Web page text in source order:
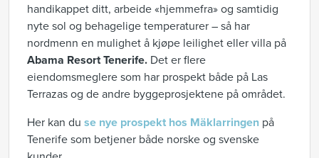
handikappet ditt, arbeide «hjemmefra» og samtidig
nyte sol og behagelige temperaturer – så har
nordmenn en mulighet å kjøpe leilighet eller villa på
Abama Resort Tenerife. Det er flere
eiendomsmeglere som har prospekt både på Las
Terrazas og de andre byggeprosjektene på området.
Her kan du se nye prospekt hos Mäklarringen på
Tenerife som betjener både norske og svenske